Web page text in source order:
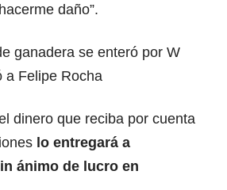
daño”.
ganadera se enteró por W
a Felipe Rocha
dinero que reciba por cuenta
lo entregará a
ánimo de lucro en